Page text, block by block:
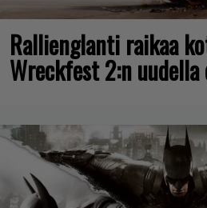
Rallienglanti raikaa
Wreckfest 2:n